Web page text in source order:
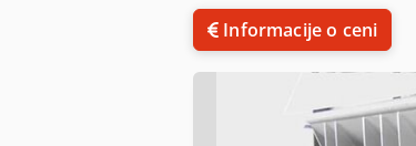
Informacije o ceni